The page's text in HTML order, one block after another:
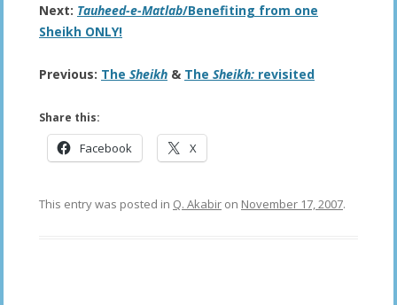
Next: Tauheed-e-Matlab/Benefiting from one
Sheikh ONLY!
Previous: The Sheikh & The Sheikh: revisited
Share this:
Facebook X
This entry was posted in Q. Akabir on November 17, 2007.